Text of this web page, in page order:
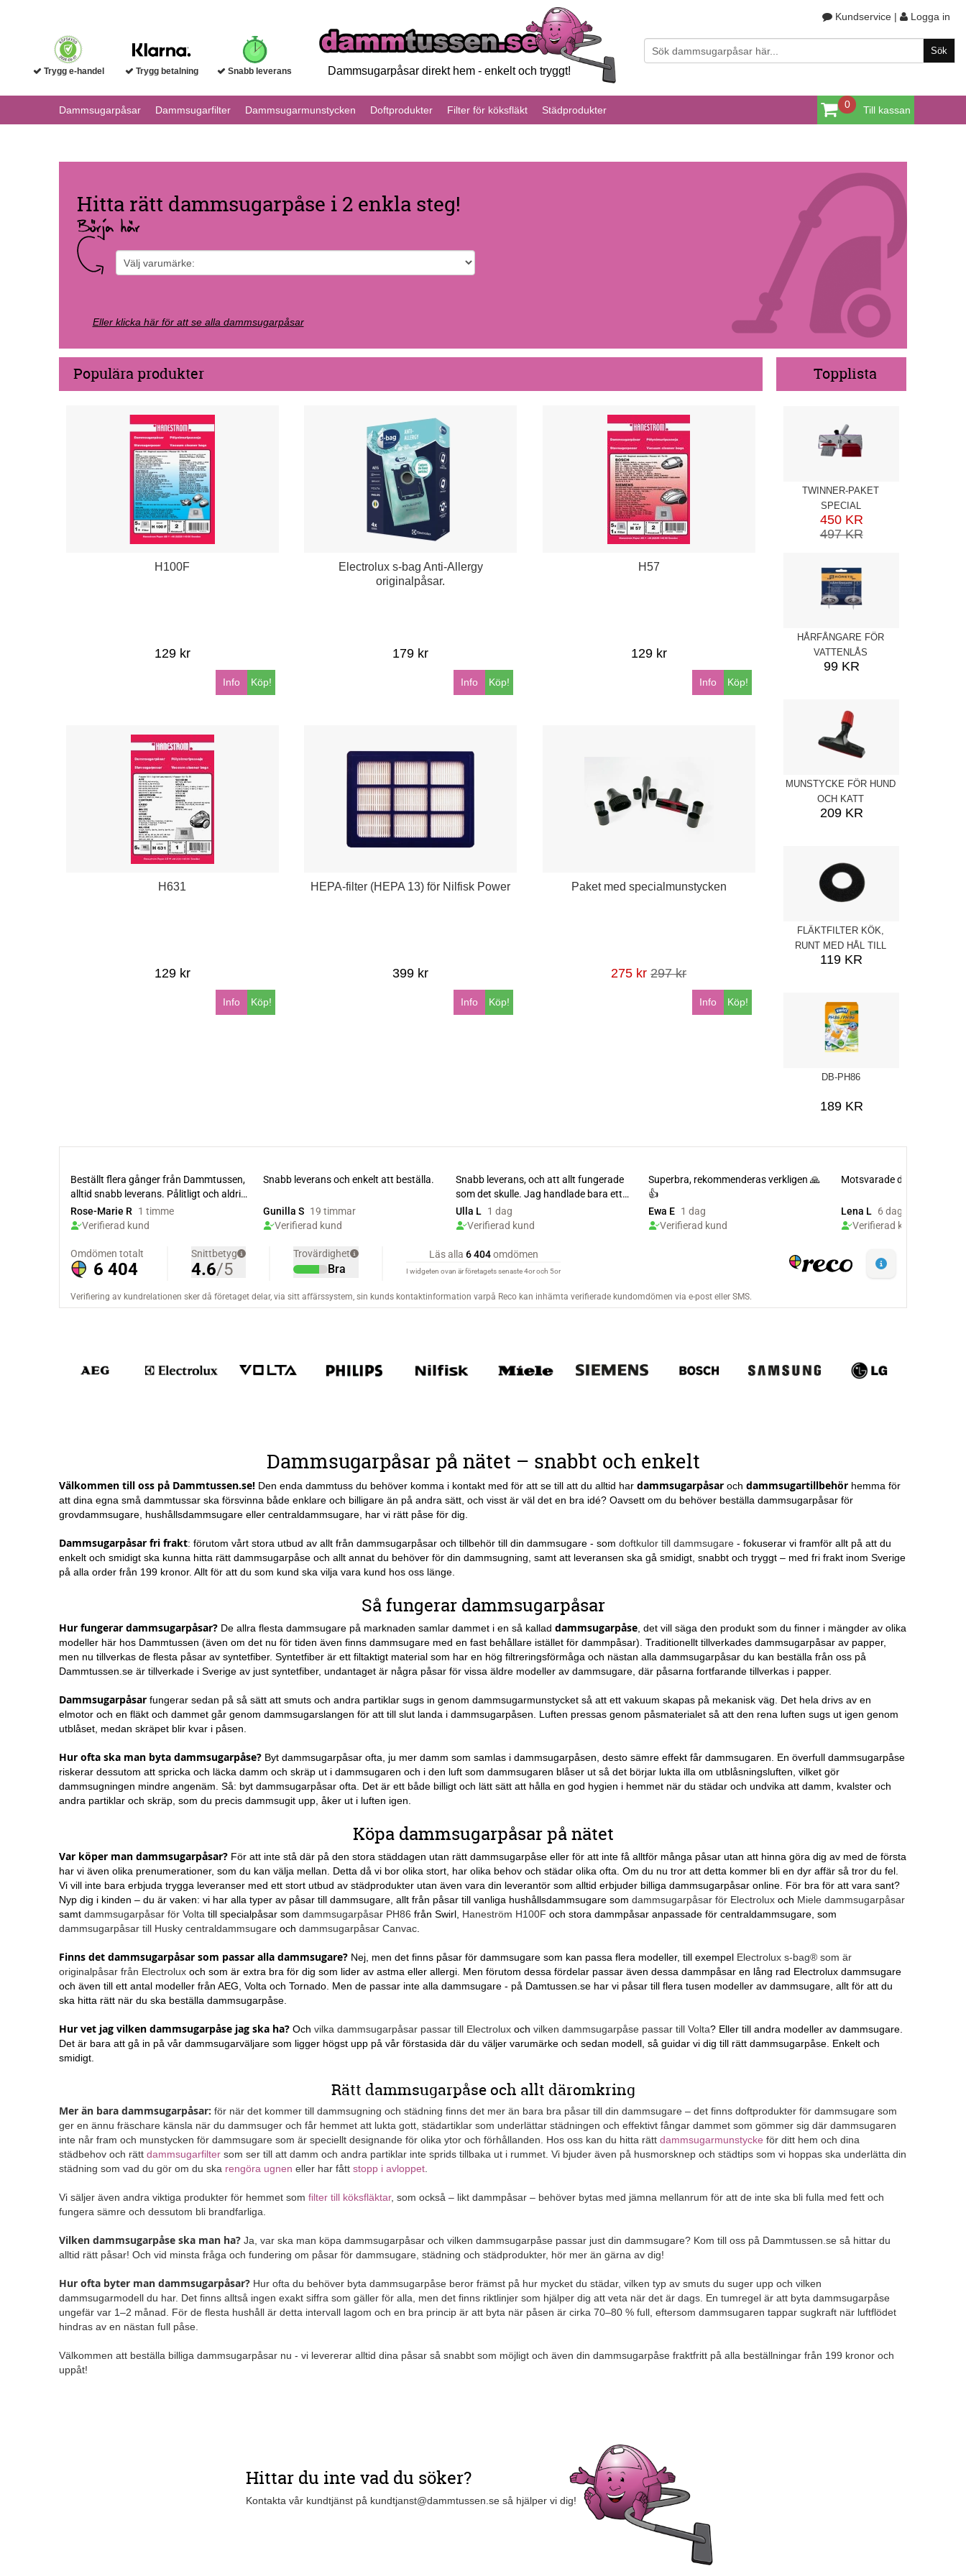
Dammsugarpåsar direkt hem - enkelt och tryggt!
Trygg e-handel Trygg betalning Snabb leverans
Kundservice | Logga in
0 Till kassan
Dammsugarpåsar Dammsugarfilter Dammsugarmunstycken Doftprodukter Filter för köksfläkt Städprodukter
Hitta rätt dammsugarpåse i 2 enkla steg!
Börja här
Eller klicka här för att se alla dammsugarpåsar
Populära produkter
H100F
129 kr
Köp!
Info
Electrolux s-bag Anti-Allergy
originalpåsar.
179 kr
Köp!
Info
H57
129 kr
Köp!
Info
H631
129 kr
Köp!
Info
HEPA-filter (HEPA 13) för Nilfisk Power
399 kr
Köp!
Info
Paket med specialmunstycken
275 kr 297 kr
Köp!
Info
Topplista
TWINNER-PAKET
SPECIAL
450 KR
497 KR
HÅRFÅNGARE FÖR
VATTENLÅS
99 KR
MUNSTYCKE FÖR HUND
OCH KATT
209 KR
FLÄKTFILTER KÖK,
RUNT MED HÅL TILL
FUTURUM, AEG, BOSCH,
119 KR
DB-PH86
189 KR
Dammsugarpåsar på nätet – snabbt och enkelt
Välkommen till oss på Dammtussen.se! Den enda dammtuss du behöver komma i kontakt med för att se till att du alltid har dammsugarpåsar och dammsugartillbehör hemma för
att dina egna små dammtussar ska försvinna både enklare och billigare än på andra sätt, och visst är väl det en bra idé? Oavsett om du behöver beställa dammsugarpåsar för
grovdammsugare, hushållsdammsugare eller centraldammsugare, har vi rätt påse för dig.
Dammsugarpåsar fri frakt: förutom vårt stora utbud av allt från dammsugarpåsar och tillbehör till din dammsugare - som doftkulor till dammsugare - fokuserar vi framför allt på att du
enkelt och smidigt ska kunna hitta rätt dammsugarpåse och allt annat du behöver för din dammsugning, samt att leveransen ska gå smidigt, snabbt och tryggt – med fri frakt inom Sverige
på alla order från 199 kronor. Allt för att du som kund ska vilja vara kund hos oss länge.
Så fungerar dammsugarpåsar
Hur fungerar dammsugarpåsar? De allra flesta dammsugare på marknaden samlar dammet i en så kallad dammsugarpåse, det vill säga den produkt som du finner i mängder av olika
modeller här hos Dammtussen (även om det nu för tiden även finns dammsugare med en fast behållare istället för dammpåsar). Traditionellt tillverkades dammsugarpåsar av papper,
men nu tillverkas de flesta påsar av syntetfiber. Syntetfiber är ett filtaktigt material som har en hög filtreringsförmåga och nästan alla dammsugarpåsar du kan beställa från oss på
Dammtussen.se är tillverkade i Sverige av just syntetfiber, undantaget är några påsar för vissa äldre modeller av dammsugare, där påsarna fortfarande tillverkas i papper.
Dammsugarpåsar fungerar sedan på så sätt att smuts och andra partiklar sugs in genom dammsugarmunstycket så att ett vakuum skapas på mekanisk väg. Det hela drivs av en
elmotor och en fläkt och dammet går genom dammsugarslangen för att till slut landa i dammsugarpåsen. Luften pressas genom påsmaterialet så att den rena luften sugs ut igen genom
utblåset, medan skräpet blir kvar i påsen.
Hur ofta ska man byta dammsugarpåse? Byt dammsugarpåsar ofta, ju mer damm som samlas i dammsugarpåsen, desto sämre effekt får dammsugaren. En överfull dammsugarpåse
riskerar dessutom att spricka och läcka damm och skräp ut i dammsugaren och i den luft som dammsugaren blåser ut så det börjar lukta illa om utblåsningsluften, vilket gör
dammsugningen mindre angenäm. Så: byt dammsugarpåsar ofta. Det är ett både billigt och lätt sätt att hålla en god hygien i hemmet när du städar och undvika att damm, kvalster och
andra partiklar och skräp, som du precis dammsugit upp, åker ut i luften igen.
Köpa dammsugarpåsar på nätet
Var köper man dammsugarpåsar? För att inte stå där på den stora städdagen utan rätt dammsugarpåse eller för att inte få alltför många påsar utan att hinna göra dig av med de första
har vi även olika prenumerationer, som du kan välja mellan. Detta då vi bor olika stort, har olika behov och städar olika ofta. Om du nu tror att detta kommer bli en dyr affär så tror du fel.
Vi vill inte bara erbjuda trygga leveranser med ett stort utbud av städprodukter utan även vara din leverantör som alltid erbjuder billiga dammsugarpåsar online. För bra för att vara sant?
Nyp dig i kinden – du är vaken: vi har alla typer av påsar till dammsugare, allt från påsar till vanliga hushållsdammsugare som dammsugarpåsar för Electrolux och Miele dammsugarpåsar
samt dammsugarpåsar för Volta till specialpåsar som dammsugarpåsar PH86 från Swirl, Haneström H100F och stora dammpåsar anpassade för centraldammsugare, som
dammsugarpåsar till Husky centraldammsugare och dammsugarpåsar Canvac.
Finns det dammsugarpåsar som passar alla dammsugare? Nej, men det finns påsar för dammsugare som kan passa flera modeller, till exempel Electrolux s-bag® som är
originalpåsar från Electrolux och som är extra bra för dig som lider av astma eller allergi. Men förutom dessa fördelar passar även dessa dammpåsar en lång rad Electrolux dammsugare
och även till ett antal modeller från AEG, Volta och Tornado. Men de passar inte alla dammsugare - på Damtussen.se har vi påsar till flera tusen modeller av dammsugare, allt för att du
ska hitta rätt när du ska beställa dammsugarpåse.
Hur vet jag vilken dammsugarpåse jag ska ha? Och vilka dammsugarpåsar passar till Electrolux och vilken dammsugarpåse passar till Volta? Eller till andra modeller av dammsugare.
Det är bara att gå in på vår dammsugarväljare som ligger högst upp på vår förstasida där du väljer varumärke och sedan modell, så guidar vi dig till rätt dammsugarpåse. Enkelt och
smidigt.
Rätt dammsugarpåse och allt däromkring
Mer än bara dammsugarpåsar: för när det kommer till dammsugning och städning finns det mer än bara bra påsar till din dammsugare – det finns doftprodukter för dammsugare som
ger en ännu fräschare känsla när du dammsuger och får hemmet att lukta gott, städartiklar som underlättar städningen och effektivt fångar dammet som gömmer sig där dammsugaren
inte når fram och munstycken för dammsugare som är speciellt designande för olika ytor och förhållanden. Hos oss kan du hitta rätt dammsugarmunstycke för ditt hem och dina
städbehov och rätt dammsugarfilter som ser till att damm och andra partiklar inte sprids tillbaka ut i rummet. Vi bjuder även på husmorsknep och städtips som vi hoppas ska underlätta din
städning som vad du gör om du ska rengöra ugnen eller har fått stopp i avloppet.
Vi säljer även andra viktiga produkter för hemmet som filter till köksfläktar, som också – likt dammpåsar – behöver bytas med jämna mellanrum för att de inte ska bli fulla med fett och
fungera sämre och dessutom bli brandfarliga.
Vilken dammsugarpåse ska man ha? Ja, var ska man köpa dammsugarpåsar och vilken dammsugarpåse passar just din dammsugare? Kom till oss på Dammtussen.se så hittar du
alltid rätt påsar! Och vid minsta fråga och fundering om påsar för dammsugare, städning och städprodukter, hör mer än gärna av dig!
Hur ofta byter man dammsugarpåsar? Hur ofta du behöver byta dammsugarpåse beror främst på hur mycket du städar, vilken typ av smuts du suger upp och vilken
dammsugarmodell du har. Det finns alltså ingen exakt siffra som gäller för alla, men det finns riktlinjer som hjälper dig att veta när det är dags. En tumregel är att byta dammsugarpåse
ungefär var 1–2 månad. För de flesta hushåll är detta intervall lagom och en bra princip är att byta när påsen är cirka 70–80 % full, eftersom dammsugaren tappar sugkraft när luftflödet
hindras av en nästan full påse.
Välkommen att beställa billiga dammsugarpåsar nu - vi levererar alltid dina påsar så snabbt som möjligt och även din dammsugarpåse fraktfritt på alla beställningar från 199 kronor och
uppåt!
Hittar du inte vad du söker?
Kontakta vår kundtjänst på kundtjanst@dammtussen.se så hjälper vi dig!